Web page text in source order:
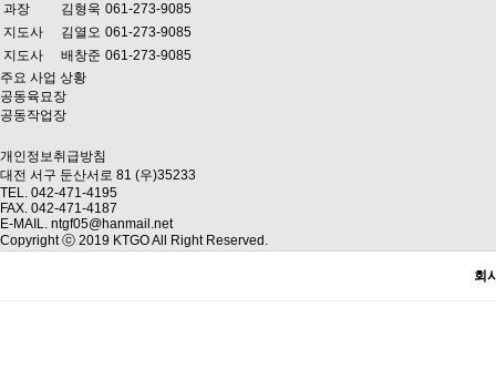
과장
김형욱 061-273-9085
지도사
김열오 061-273-9085
지도사
배창준 061-273-9085
주요 사업 상황
공동육묘장
공동작업장
개인정보취급방침
대전 서구 둔산서로 81 (우)35233
TEL. 042-471-4195
FAX. 042-471-4187
E-MAIL. ntgf05@hanmail.net
Copyright ⓒ 2019 KTGO All Right Reserved.
회